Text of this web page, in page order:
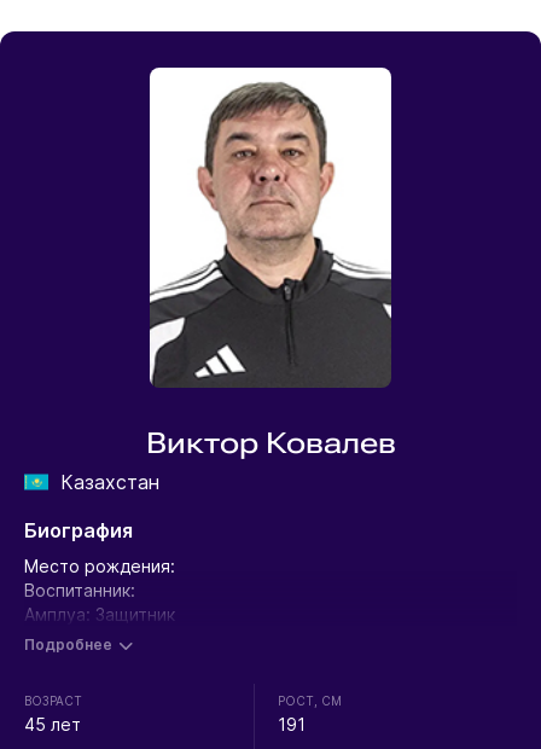
Виктор Ковалев
Казахстан
Биография
Место рождения:
Воспитанник:
Амплуа: Защитник
Позиция на поле:
Выступления:
Подробнее
ВОЗРАСТ
45 лет
РОСТ, СМ
191